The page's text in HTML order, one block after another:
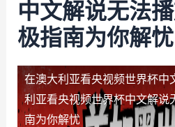
中文解说无法
极指南为你解忧
在澳大利亚看央视频世界杯中
利亚看央视频世界杯中文解说
南为你解忧